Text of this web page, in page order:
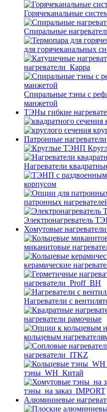
Горячеканальные
Спиральные
для горячеканальных
нагреватели_Карра
Спиральные тэны с
манжетой
ТЭНы гибкие
Патронные нагреватели
Нагреватели
корпусом
патронных
Электронагреватель
Хомутовые
миканитовые
керамические
нагреватели_Proff_BH
Нагреватели с
нагреватели рамочные
кольцевым
нагреватели_ITKZ
тэны_WH_Китай
тэны_на заказ_IMPORT
Алюминиевые